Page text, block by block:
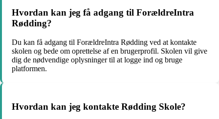
Hvordan kan jeg få adgang til ForældreIntra
Rødding?
Du kan få adgang til ForældreIntra Rødding ved at kontakte
skolen og bede om oprettelse af en brugerprofil. Skolen vil give
dig de nødvendige oplysninger til at logge ind og bruge
platformen.
Hvordan kan jeg kontakte Rødding Skole?